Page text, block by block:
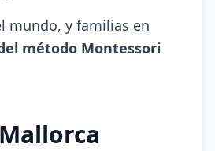
mundo, y familias en
método Montessori